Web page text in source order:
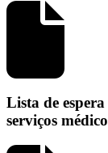
Lista de espera
serviços